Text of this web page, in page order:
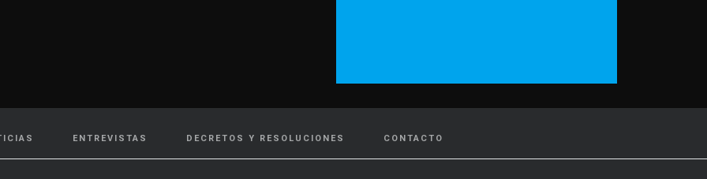
ENTREVISTAS DECRETOS Y RESOLUCIONES CONTACTO